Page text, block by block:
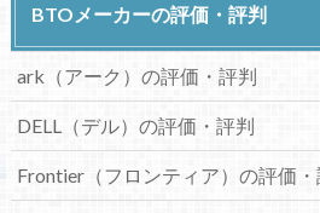
BTOメーカーの評価・評判
ark（アーク）の評価・評判
DELL（デル）の評価・評判
Frontier（フロンティア）の評価・